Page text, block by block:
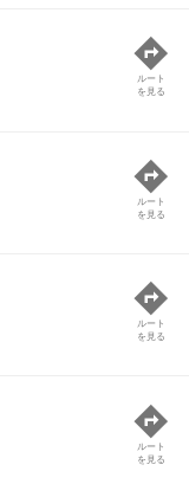
ルート
を見る
ルート
を見る
ルート
を見る
ルート
を見る